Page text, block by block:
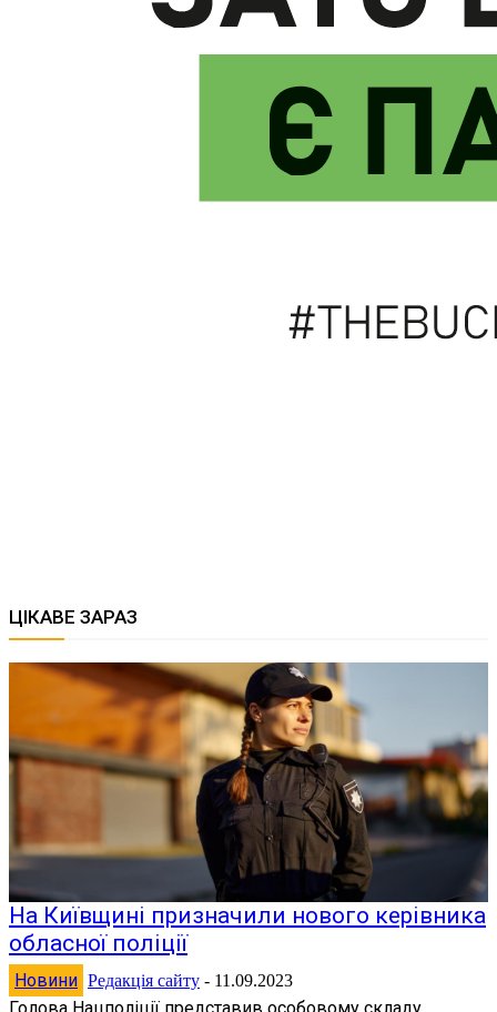
ЦІКАВЕ ЗАРАЗ
На Київщині призначили нового керівника
обласної поліції
Новини Редакція сайту - 11.09.2023